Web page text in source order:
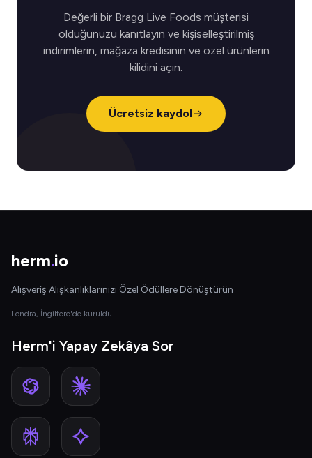
Değerli bir Bragg Live Foods müşterisi
olduğunuzu kanıtlayın ve kişiselleştirilmiş
indirimlerin, mağaza kredisinin ve özel ürünlerin
kilidini açın.
Ücretsiz kaydol
herm.io
Alışveriş Alışkanlıklarınızı Özel Ödüllere Dönüştürün
Londra, İngiltere'de kuruldu
Herm'i Yapay Zekâya Sor